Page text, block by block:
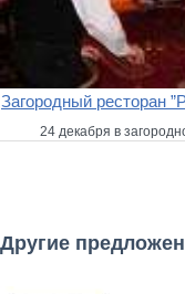
Загородный ресторан
24 декабря в
Другие